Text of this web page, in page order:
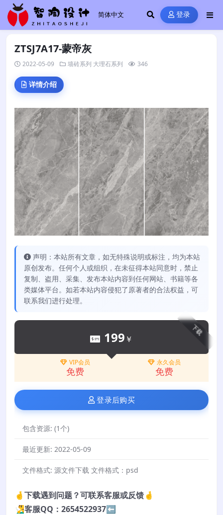
登录
ZTSJ7A17-蒙帝灰
2022-05-09 墙砖系列 大理石系列 346
详情介绍
声明：本站所有文章，如无特殊说明或标注，均为本站
原创发布。任何个人或组织，在未征得本站同意时，禁止
复制、盗用、采集、发布本站内容到任何网站、书籍等各
类媒体平台。如若本站内容侵犯了原著者的合法权益，可
联系我们进行处理。
下载
199 ￥
VIP会员
免费
永久会员
免费
登录后购买
包含资源: (1个)
最近更新: 2022-05-09
文件格式: 源文件下载 文件格式：psd
🤞下载遇到问题？可联系客服或反馈🤞
🧏‍♂️客服QQ：2654522937⬅️